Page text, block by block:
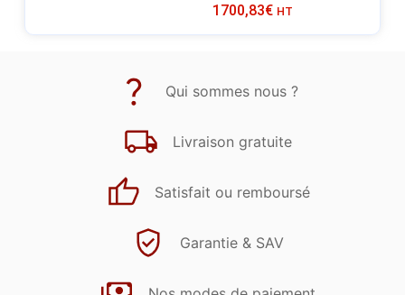
1700,83€ HT
Qui sommes nous ?
Livraison gratuite
Satisfait ou remboursé
Garantie & SAV